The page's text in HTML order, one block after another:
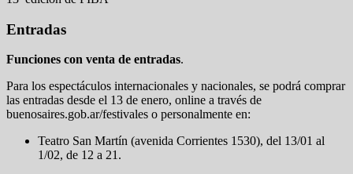
Entradas
Funciones con venta de entradas.
Para los espectáculos internacionales y nacionales, se podrá comprar
las entradas desde el 13 de enero, online a través de
buenosaires.gob.ar/festivales o personalmente en:
Teatro San Martín (avenida Corrientes 1530), del 13/01 al
1/02, de 12 a 21.